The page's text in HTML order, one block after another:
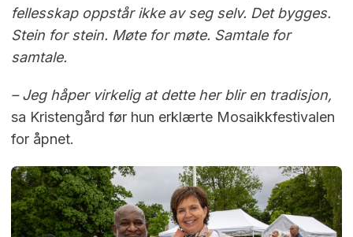
fellesskap oppstår ikke av seg selv. Det bygges.
Stein for stein. Møte for møte. Samtale for
samtale.
– Jeg håper virkelig at dette her blir en tradisjon,
sa Kristengård før hun erklærte Mosaikkfestivalen
for åpnet.